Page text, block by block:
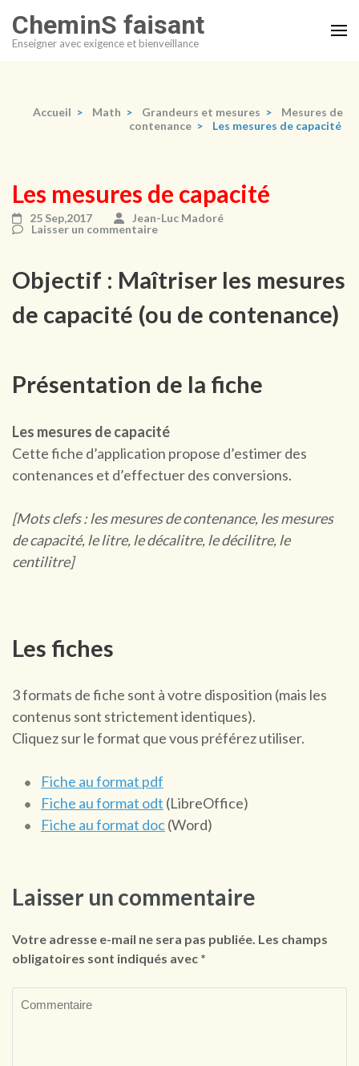
au
contenu
CheminS faisant
Enseigner avec exigence et bienveillance
Accueil > Math > Grandeurs et mesures >
Mesures de
contenance > Les mesures de capacité
Les mesures de capacité
25 Sep,2017
Jean-Luc Madoré
Laisser un commentaire
Objectif : Maîtriser les mesures
de capacité (ou de contenance)
Présentation de la fiche
Les mesures de capacité
Cette fiche d’application propose d’estimer des
contenances et d’effectuer des conversions.
[Mots clefs : les mesures de contenance, les mesures
de capacité, le litre, le décalitre, le décilitre, le
centilitre]
Les fiches
3 formats de fiche sont à votre disposition (mais les
contenus sont strictement identiques).
Cliquez sur le format que vous préférez utiliser.
Fiche au format pdf
Fiche au format odt (LibreOffice)
Fiche au format doc(Word)
Laisser un commentaire
Votre adresse e-mail ne sera pas publiée. Les champs
obligatoires sont indiqués avec *